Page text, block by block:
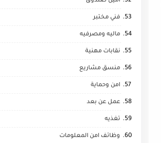
فني مختبر
ماليه ومصرفيه
نقابات مهنية
منسق مشاريع
امن وحماية
عمل عن بعد
تغذيه
وظائف امن المعلومات